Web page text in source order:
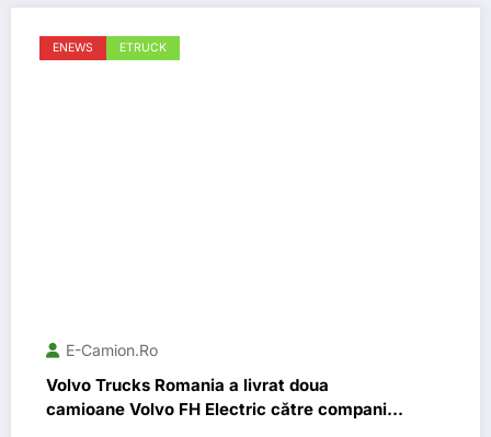
ENEWS ETRUCK
E-Camion.ro
Volvo Trucks Romania a livrat doua
camioane Volvo FH Electric către compania